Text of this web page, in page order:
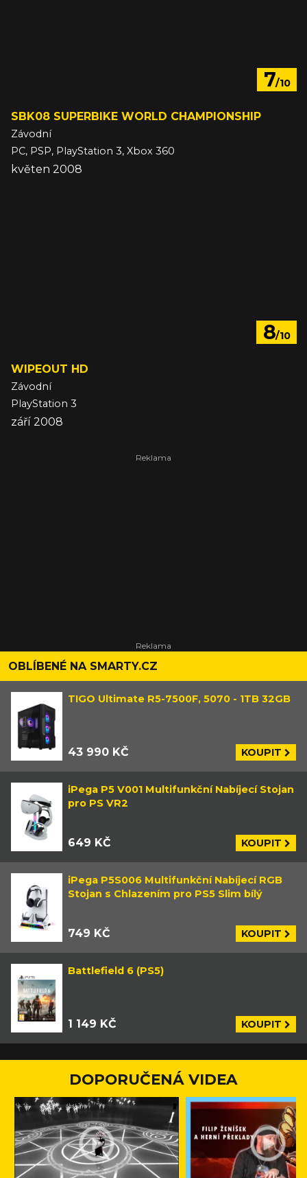
7/10
SBK08 SUPERBIKE WORLD CHAMPIONSHIP
Závodní
PC, PSP, PlayStation 3, Xbox 360
květen 2008
8/10
WIPEOUT HD
Závodní
PlayStation 3
září 2008
OBLÍBENÉ NA SMARTY.CZ
TIGO Ultimate R5-7500F, 5070 - 1TB 32GB
43 990 KČ KOUPIT
iPega P5 V001 Multifunkční Nabíjecí Stojan
pro PS VR2
649 KČ KOUPIT
iPega P5S006 Multifunkční Nabíjecí RGB
Stojan s Chlazením pro PS5 Slim bílý
749 KČ KOUPIT
Battlefield 6 (PS5)
1 149 KČ KOUPIT
DOPORUČENÁ VIDEA